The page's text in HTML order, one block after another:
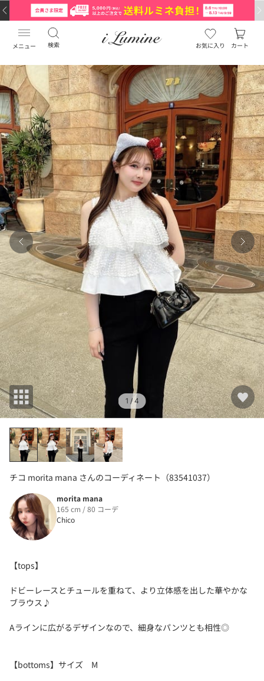
メニュー 検索 お気に入り カート
1 / 4
チコ morita mana さんのコーディネート（83541037）
morita mana
165 cm / 80 コーデ
Chico
【tops】
ドビーレースとチュールを重ねて、より立体感を出した華やかな
ブラウス♪
Aラインに広がるデザインなので、細身なパンツとも相性◎
【bottoms】サイズ M